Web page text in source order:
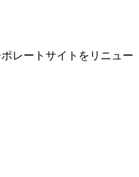
レートサイトをリニュー